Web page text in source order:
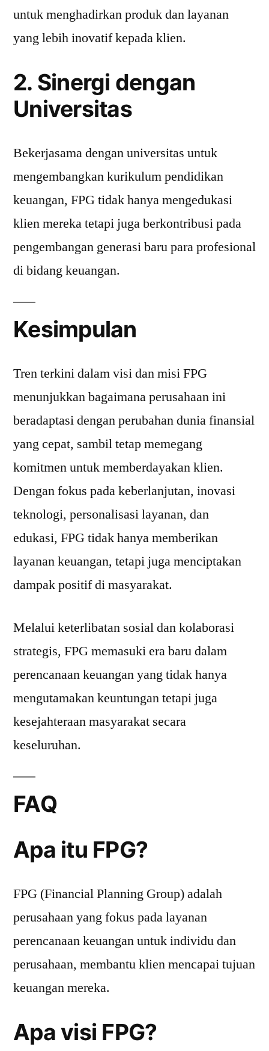
untuk menghadirkan produk dan layanan
yang lebih inovatif kepada klien.
2. Sinergi dengan
Universitas
Bekerjasama dengan universitas untuk
mengembangkan kurikulum pendidikan
keuangan, FPG tidak hanya mengedukasi
klien mereka tetapi juga berkontribusi pada
pengembangan generasi baru para profesional
di bidang keuangan.
Kesimpulan
Tren terkini dalam visi dan misi FPG
menunjukkan bagaimana perusahaan ini
beradaptasi dengan perubahan dunia finansial
yang cepat, sambil tetap memegang
komitmen untuk memberdayakan klien.
Dengan fokus pada keberlanjutan, inovasi
teknologi, personalisasi layanan, dan
edukasi, FPG tidak hanya memberikan
layanan keuangan, tetapi juga menciptakan
dampak positif di masyarakat.
Melalui keterlibatan sosial dan kolaborasi
strategis, FPG memasuki era baru dalam
perencanaan keuangan yang tidak hanya
mengutamakan keuntungan tetapi juga
kesejahteraan masyarakat secara
keseluruhan.
FAQ
Apa itu FPG?
FPG (Financial Planning Group) adalah
perusahaan yang fokus pada layanan
perencanaan keuangan untuk individu dan
perusahaan, membantu klien mencapai tujuan
keuangan mereka.
Apa visi FPG?